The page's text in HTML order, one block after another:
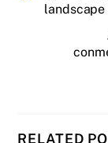
RELATED